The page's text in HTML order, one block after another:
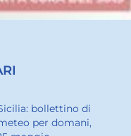
bollettino di
per domani,